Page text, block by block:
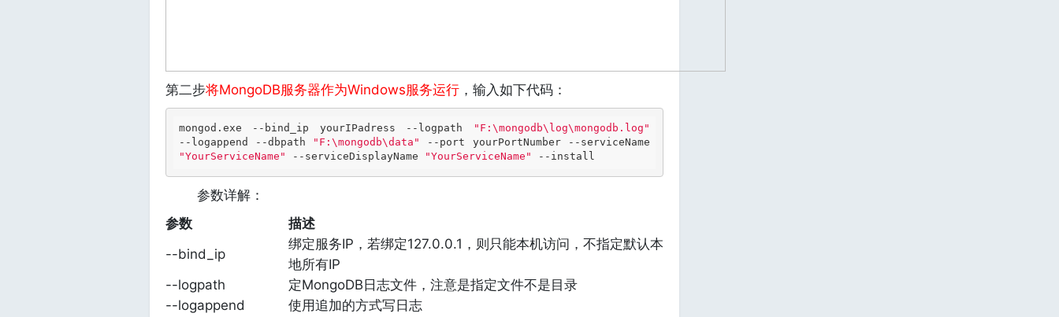
第二步将MongoDB服务器作为Windows服务运行，输入如下代码：
mongod.exe --bind_ip yourIPadress --logpath
"F:\mongodb\log\mongodb.log"
--logappend --dbpath
"F:\mongodb\data"
"YourServiceName" --serviceDisplayName "YourServiceName" --install
参数详解：
参数
描述
--bind_ip
绑定服务IP，若绑定127.0.0.1，则只能本机访问，不指定默认本
地所有IP
--logpath
定MongoDB日志文件，注意是指定文件不是目录
--logappend
使用追加的方式写日志